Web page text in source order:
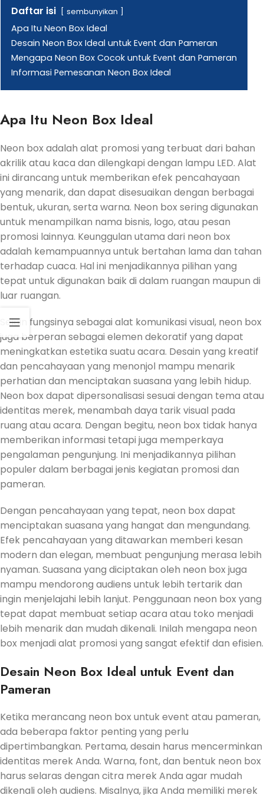
Daftar isi sembunyikan
Apa Itu Neon Box Ideal
Desain Neon Box Ideal untuk Event dan Pameran
Mengapa Neon Box Cocok untuk Event dan Pameran
Informasi Pemesanan Neon Box Ideal
Apa Itu Neon Box Ideal
Neon box adalah alat promosi yang terbuat dari bahan
akrilik atau kaca dan dilengkapi dengan lampu LED. Alat
ini dirancang untuk memberikan efek pencahayaan
yang menarik, dan dapat disesuaikan dengan berbagai
bentuk, ukuran, serta warna. Neon box sering digunakan
untuk menampilkan nama bisnis, logo, atau pesan
promosi lainnya. Keunggulan utama dari neon box
adalah kemampuannya untuk bertahan lama dan tahan
terhadap cuaca. Hal ini menjadikannya pilihan yang
tepat untuk digunakan baik di dalam ruangan maupun di
luar ruangan.
Selain fungsinya sebagai alat komunikasi visual, neon box
juga berperan sebagai elemen dekoratif yang dapat
meningkatkan estetika suatu acara. Desain yang kreatif
dan pencahayaan yang menonjol mampu menarik
perhatian dan menciptakan suasana yang lebih hidup.
Neon box dapat dipersonalisasi sesuai dengan tema atau
identitas merek, menambah daya tarik visual pada
ruang atau acara. Dengan begitu, neon box tidak hanya
memberikan informasi tetapi juga memperkaya
pengalaman pengunjung. Ini menjadikannya pilihan
populer dalam berbagai jenis kegiatan promosi dan
pameran.
Dengan pencahayaan yang tepat, neon box dapat
menciptakan suasana yang hangat dan mengundang.
Efek pencahayaan yang ditawarkan memberi kesan
modern dan elegan, membuat pengunjung merasa lebih
nyaman. Suasana yang diciptakan oleh neon box juga
mampu mendorong audiens untuk lebih tertarik dan
ingin menjelajahi lebih lanjut. Penggunaan neon box yang
tepat dapat membuat setiap acara atau toko menjadi
lebih menarik dan mudah dikenali. Inilah mengapa neon
box menjadi alat promosi yang sangat efektif dan efisien.
Desain Neon Box Ideal untuk Event dan
Pameran
Ketika merancang neon box untuk event atau pameran,
ada beberapa faktor penting yang perlu
dipertimbangkan. Pertama, desain harus mencerminkan
identitas merek Anda. Warna, font, dan bentuk neon box
harus selaras dengan citra merek Anda agar mudah
dikenali oleh audiens. Misalnya, jika Anda memiliki merek